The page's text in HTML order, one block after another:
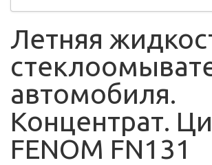
Летняя
автомобиля.
Концентрат.
FENOM FN131